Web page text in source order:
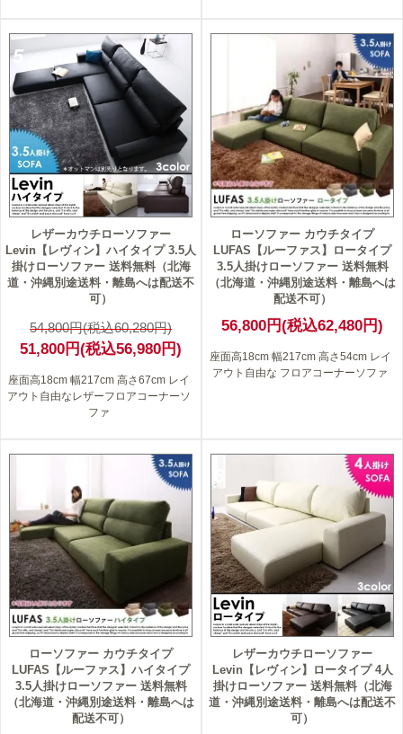
5
レザーカウチローソファー
Levin【レヴィン】ハイタイプ 3.5人
掛けローソファー 送料無料（北海
道・沖縄別途送料・離島へは配送不
可）
54,800円(税込60,280円)
51,800円(税込56,980円)
座面高18cm 幅217cm 高さ67cm レイ
アウト自由なレザーフロアコーナーソ
ファ
ローソファー カウチタイプ
LUFAS【ルーファス】ロータイプ
3.5人掛けローソファー 送料無料
（北海道・沖縄別途送料・離島へは
配送不可）
56,800円(税込62,480円)
座面高18cm 幅217cm 高さ54cm レイ
アウト自由な フロアコーナーソファ
ローソファー カウチタイプ
LUFAS【ルーファス】ハイタイプ
3.5人掛けローソファー 送料無料
（北海道・沖縄別途送料・離島へは
配送不可）
レザーカウチローソファー
Levin【レヴィン】ロータイプ 4人
掛けローソファー 送料無料（北海
道・沖縄別途送料・離島へは配送不
可）